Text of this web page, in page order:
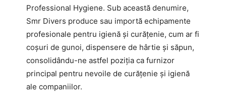
Professional Hygiene. Sub această denumire,
Smr Divers produce sau importă echipamente
profesionale pentru igienă și curățenie, cum ar fi
coșuri de gunoi, dispensere de hârtie și săpun,
consolidându-ne astfel poziția ca furnizor
principal pentru nevoile de curățenie și igienă
ale companiilor.